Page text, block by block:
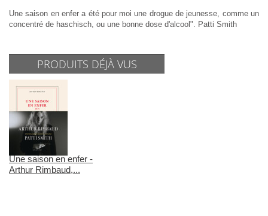
Une saison en enfer a été pour moi une drogue de jeunesse, comme un
concentré de haschisch, ou une bonne dose d'alcool". Patti Smith
PRODUITS DÉJÀ VUS
Une saison en enfer -
Arthur Rimbaud,...